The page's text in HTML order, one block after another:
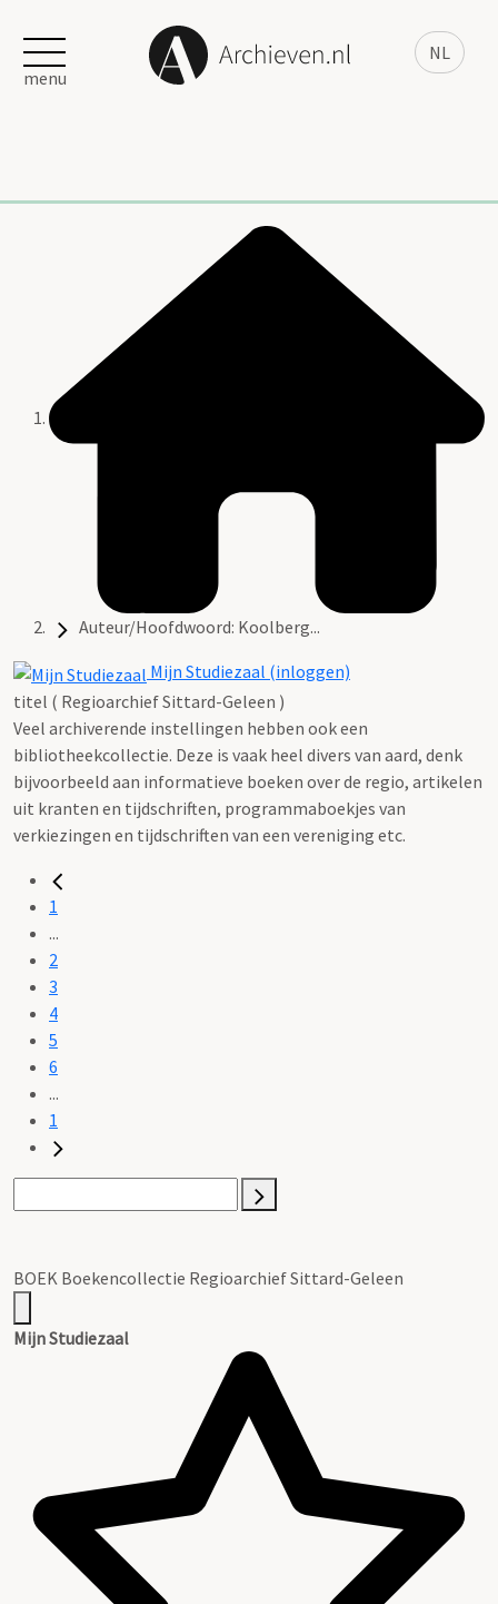
NL
menu
Auteur/Hoofdwoord: Koolberg...
Mijn Studiezaal (inloggen)
titel ( Regioarchief Sittard-Geleen )
Veel archiverende instellingen hebben ook een
bibliotheekcollectie. Deze is vaak heel divers van aard, denk
bijvoorbeeld aan informatieve boeken over de regio, artikelen
uit kranten en tijdschriften, programmaboekjes van
verkiezingen en tijdschriften van een vereniging etc.
1
...
2
3
4
5
6
...
1
BOEK Boekencollectie Regioarchief Sittard-Geleen
Mijn Studiezaal